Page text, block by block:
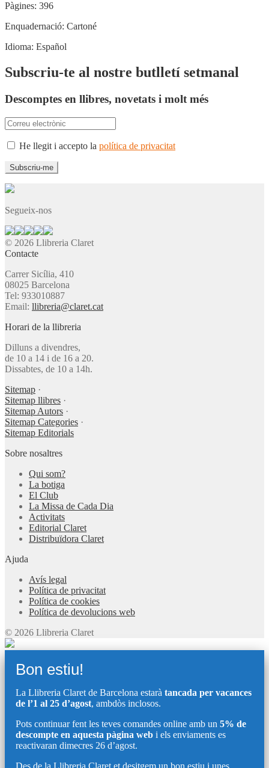
Pàgines: 396
Enquadernació: Cartoné
Idioma: Español
Subscriu-te al nostre butlletí setmanal
Descomptes en llibres, novetats i molt més
He llegit i accepto la política de privacitat
Segueix-nos
© 2026 Llibreria Claret
Contacte
Carrer Sicília, 410
08025 Barcelona
Tel: 933010887
Email: llibreria@claret.cat
Horari de la llibreria
Dilluns a divendres,
de 10 a 14 i de 16 a 20.
Dissabtes, de 10 a 14h.
Sitemap ·
Sitemap llibres ·
Sitemap Autors ·
Sitemap Categories ·
Sitemap Editorials
Sobre nosaltres
Qui som?
La botiga
El Club
La Missa de Cada Dia
Activitats
Editorial Claret
Distribuïdora Claret
Ajuda
Avís legal
Política de privacitat
Política de cookies
Política de devolucions web
© 2026 Llibreria Claret
Bon estiu!
La Llibreria Claret de Barcelona estarà tancada per vacances
de l’1 al 25 d’agost, ambdòs inclosos.
Pots continuar fent les teves comandes online amb un 5% de
descompte en aquesta pàgina web i els enviaments es
reactivaran dimecres 26 d’agost.
Des de la Llibreria Claret et desitgem un bon estiu i unes